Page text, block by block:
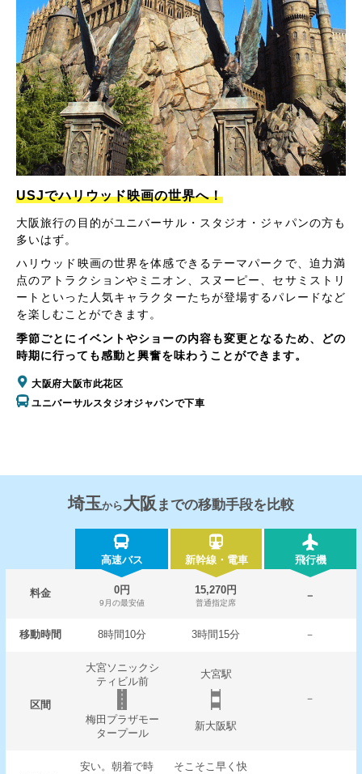
USJでハリウッド映画の世界へ！
大阪旅行の目的がユニバーサル・スタジオ・ジャパンの方も
多いはず。
ハリウッド映画の世界を体感できるテーマパークで、迫力満
点のアトラクションやミニオン、スヌーピー、セサミストリ
ートといった人気キャラクターたちが登場するパレードなど
を楽しむことができます。
季節ごとにイベントやショーの内容も変更となるため、どの
時期に行っても感動と興奮を味わうことができます。
大阪府大阪市此花区
ユニバーサルスタジオジャパンで下車
埼玉から大阪 までの移動手段を比較
高速バス 新幹線・電車 飛行機
料金 0円
9月の最安値
15,270円
普通指定席
－
移動時間 8時間10分 3時間15分 －
区間
大宮ソニックシ
ティビル前
大宮駅
－
梅田プラザモー
タープール
新大阪駅
安い。朝着で時
そこそこ早く快